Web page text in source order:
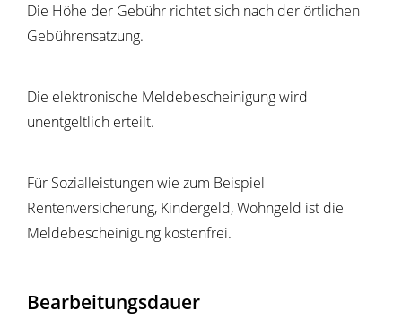
Die Höhe der Gebühr richtet sich nach der örtlichen
Gebührensatzung.
Die elektronische Meldebescheinigung wird
unentgeltlich erteilt.
Für Sozialleistungen wie zum Beispiel
Rentenversicherung, Kindergeld, Wohngeld ist die
Meldebescheinigung kostenfrei.
Bearbeitungsdauer